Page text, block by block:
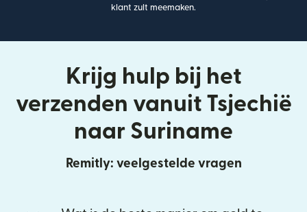
klant zult meemaken.
Krijg hulp bij het
verzenden vanuit Tsjechië
naar Suriname
Remitly: veelgestelde vragen